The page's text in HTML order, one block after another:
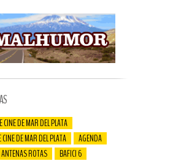
CINE DE MAR DEL PLATA
CINE DE MAR DEL PLATA
AGENDA
ANTENAS ROTAS
BAFICI 6